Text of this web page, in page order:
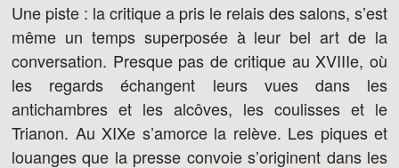
Une piste : la critique a pris le relais des salons, s’est
même un temps superposée à leur bel art de la
conversation. Presque pas de critique au XVIIIe, où
les regards échangent leurs vues dans les
antichambres et les alcôves, les coulisses et le
Trianon. Au XIXe s’amorce la relève. Les piques et
louanges que la presse convoie s’originent dans les